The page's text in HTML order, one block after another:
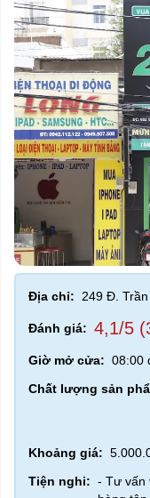
Địa chỉ: 249 Đ.
Đánh giá: 4,1/5
Giờ mở cửa: 08:00
Chất lượng sản
Khoảng giá:
Tiện nghi: - Tư vấn